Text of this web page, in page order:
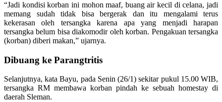
“Jadi kondisi korban ini mohon maaf, buang air kecil di celana, jadi
memang sudah tidak bisa bergerak dan itu mengalami terus
kekerasan oleh tersangka karena apa yang menjadi harapan
tersangka belum bisa diakomodir oleh korban. Pengakuan tersangka
(korban) diberi makan,” ujarnya.
Dibuang ke Parangtritis
Selanjutnya, kata Bayu, pada Senin (26/1) sekitar pukul 15.00 WIB,
tersangka RM membawa korban pindah ke sebuah homestay di
daerah Sleman.